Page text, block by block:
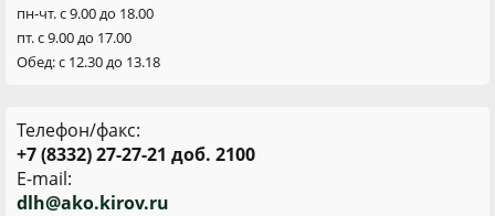
пн-чт. с 9.00 до 18.00
пт. с 9.00 до 17.00
Обед: с 12.30 до 13.18
Телефон/факс:
+7 (8332) 27-27-21 доб. 2100
E-mail:
dlh@ako.kirov.ru